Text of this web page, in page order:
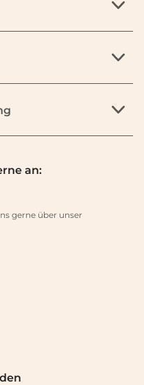
an:
gerne über unser